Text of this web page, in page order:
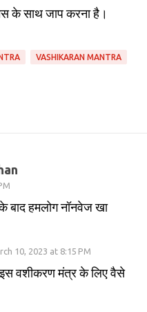
के साथ जाप करना है।
VASHIKARAN MANTRA
बाद हमलोग नॉनवेज खा
10, 2023 at 8:15 PM
वशीकरण मंत्र के लिए वैसे